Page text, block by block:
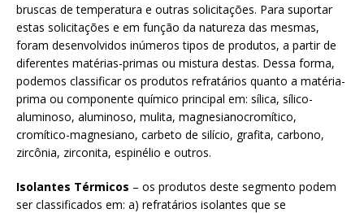
bruscas de temperatura e outras solicitações. Para suportar
estas solicitações e em função da natureza das mesmas,
foram desenvolvidos inúmeros tipos de produtos, a partir de
diferentes matérias-primas ou mistura destas. Dessa forma,
podemos classificar os produtos refratários quanto a matéria-
prima ou componente químico principal em: sílica, sílico-
aluminoso, aluminoso, mulita, magnesianocromítico,
cromítico-magnesiano, carbeto de silício, grafita, carbono,
zircônia, zirconita, espinélio e outros.
Isolantes Térmicos – os produtos deste segmento podem
ser classificados em: a) refratários isolantes que se